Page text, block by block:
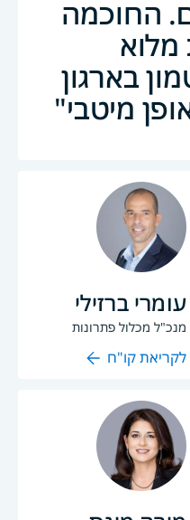
החוכמה
בארגון
מיטבי
עומרי ברזילי
מנכ"ל מכלול פתרונות
לקריאת קו"ח